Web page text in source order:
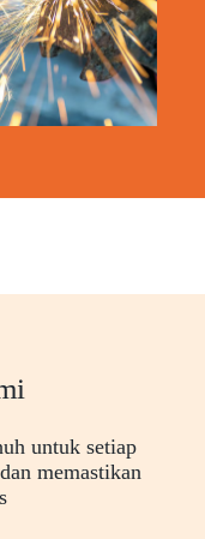
untuk setiap
memastikan